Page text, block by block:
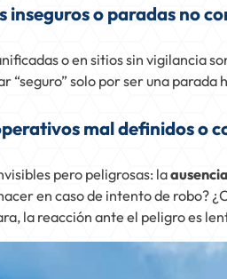
inseguros o paradas no
o en sitios sin vigilancia
“seguro” solo por ser una parada
mal definidos o
pero peligrosas: la
en caso de intento de robo?
la reacción ante el peligro es